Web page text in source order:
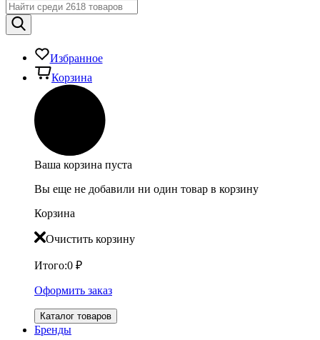
Избранное
Корзина
Ваша корзина пуста
Вы еще не добавили ни один товар в корзину
Корзина
Очистить корзину
Итого:0 ₽
Оформить заказ
Каталог товаров
Бренды